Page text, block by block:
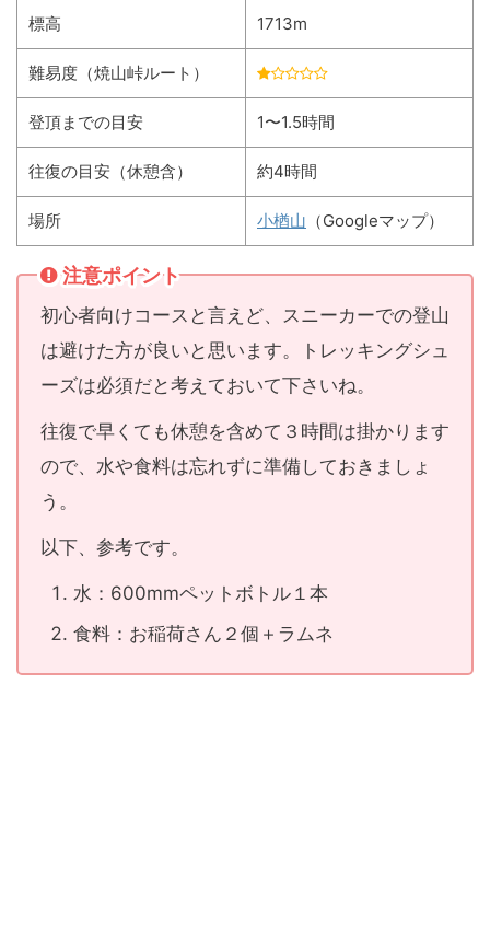
標高 1713m
難易度（焼山峠ルート）
登頂までの目安 1〜1.5時間
往復の目安（休憩含） 約4時間
場所 小楢山 （Googleマップ）
注意ポイント
初心者向けコースと言えど、スニーカーでの登山
は避けた方が良いと思います。トレッキングシュ
ーズは必須だと考えておいて下さいね。
往復で早くても休憩を含めて３時間は掛かります
ので、水や食料は忘れずに準備しておきましょ
う。
以下、参考です。
水：600mmペットボトル１本
食料：お稲荷さん２個＋ラムネ